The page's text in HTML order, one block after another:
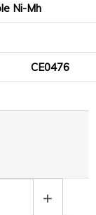
Ni-Mh
CE0476
+